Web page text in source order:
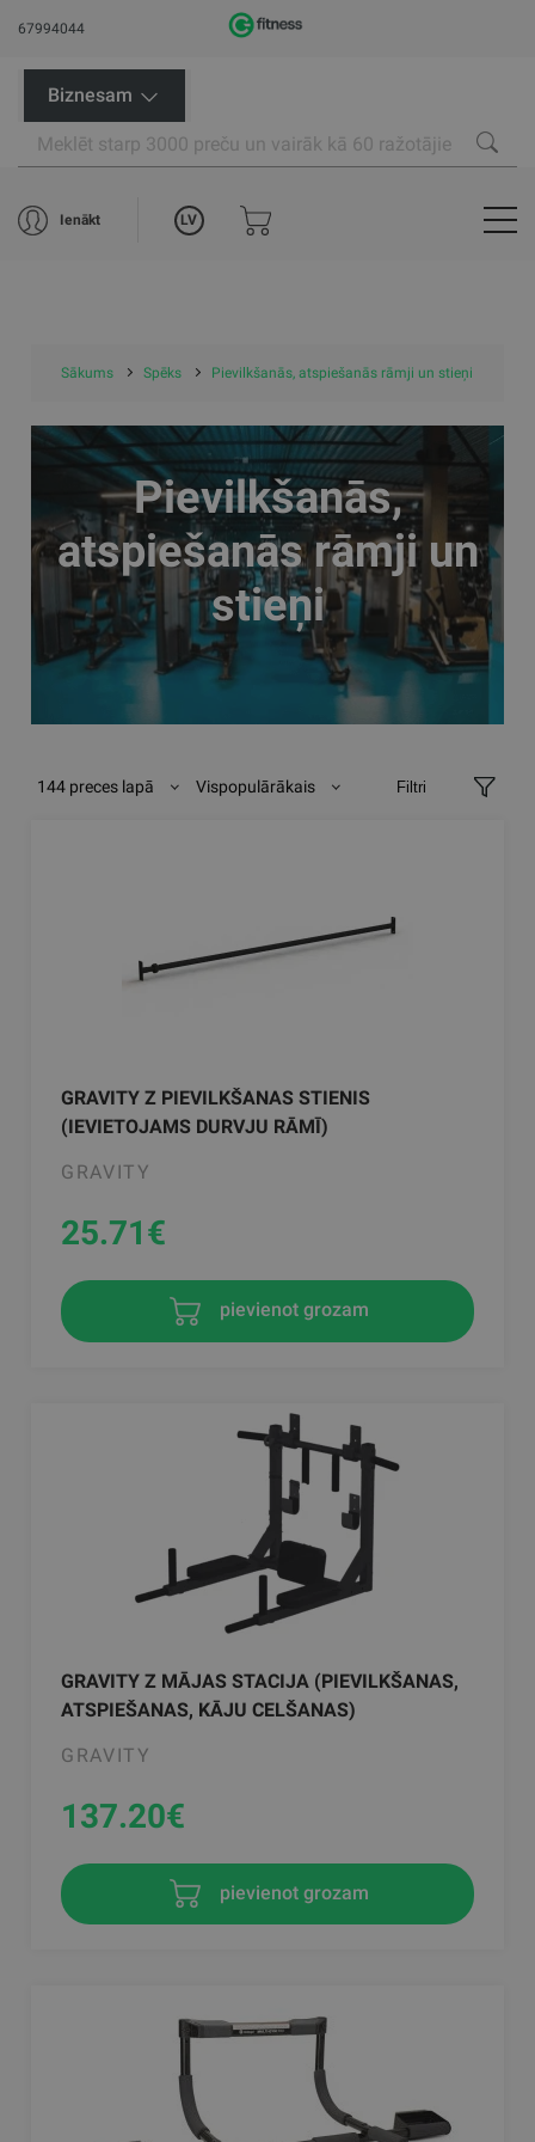
67994044
Biznesam
Ienākt LV
Sākums Spēks Pievilkšanās, atspiešanās rāmji un stieņi
Pievilkšanās,
atspiešanās rāmji un
stieņi
144 preces lapā Vispopulārākais Filtri
GRAVITY Z PIEVILKŠANAS STIENIS
(IEVIETOJAMS DURVJU RĀMĪ)
GRAVITY
25.71€
pievienot grozam
GRAVITY Z MĀJAS STACIJA (PIEVILKŠANAS,
ATSPIEŠANAS, KĀJU CELŠANAS)
GRAVITY
137.20€
pievienot grozam